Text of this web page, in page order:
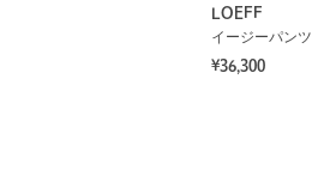
LOEFF
イージーパンツ
¥36,300